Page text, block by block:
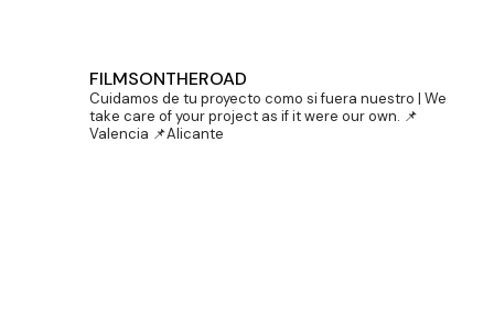
FILMSONTHEROAD
Cuidamos de tu proyecto como si fuera nuestro | We
take care of your project as if it were our own. 📌
Valencia 📌Alicante